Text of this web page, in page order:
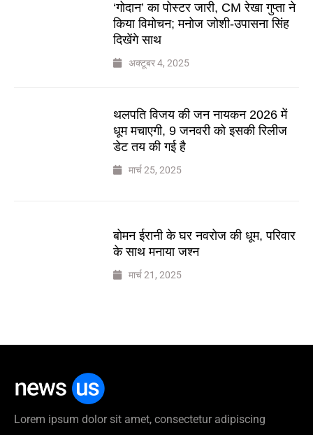
‘गोदान’ का पोस्टर जारी, CM रेखा गुप्ता ने
किया विमोचन; मनोज जोशी-उपासना सिंह
दिखेंगे साथ
अक्टूबर 4, 2025
थलपति विजय की जन नायकन 2026 में
धूम मचाएगी, 9 जनवरी को इसकी रिलीज
डेट तय की गई है
मार्च 25, 2025
बोमन ईरानी के घर नवरोज की धूम, परिवार
के साथ मनाया जश्न
मार्च 21, 2025
Lorem ipsum dolor sit amet, consectetur adipiscing